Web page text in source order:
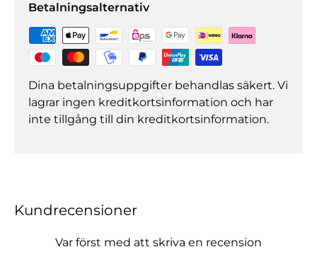
Betalningsalternativ
Dina betalningsuppgifter behandlas säkert. Vi
lagrar ingen kreditkortsinformation och har
inte tillgång till din kreditkortsinformation.
Kundrecensioner
Var först med att skriva en recension